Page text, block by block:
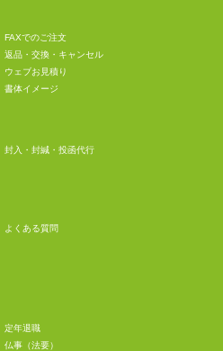
FAXでのご注文
返品・交換・キャンセル
ウェブお見積り
書体イメージ
封入・封緘・投函代行
よくある質問
定年退職
仏事（法要）